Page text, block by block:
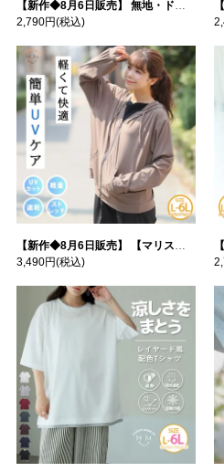
【新作◆8月6日販売】 無地・ドット柄から選べる 忍ばせ 活躍 シアー カーデ | 大きいサイズの通販ならハッピーマリリン
2,790円(税込)
【新作◆8月6日販売】 【マリスポーツ】 運動初心者さんのための フード付き パーカー | 大きいサイズの通販ならハッピーマリリン
3,490円(税込)